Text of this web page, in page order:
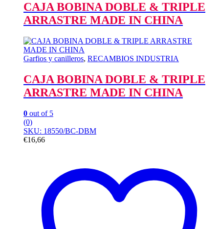
CAJA BOBINA DOBLE & TRIPLE
ARRASTRE MADE IN CHINA
Garfios y canilleros, RECAMBIOS INDUSTRIA
CAJA BOBINA DOBLE & TRIPLE
ARRASTRE MADE IN CHINA
0 out of 5
(0)
SKU: 18550/BC-DBM
€16,66